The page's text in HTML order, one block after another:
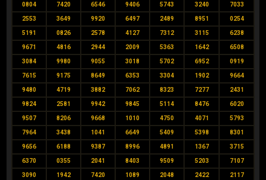
0804 7420 6546 9406 5743 3240 7033
2553 3649 9920 6497 2489 8951 0254
5191 0826 2578 4127 7312 3115 6238
9671 4816 2944 2009 5363 1642 6508
3084 9980 9055 3018 5702 6952 0919
7615 9175 8649 6353 3304 1902 9664
9480 4719 3882 7062 8323 7277 2431
9824 2581 9942 9845 5114 8476 6020
9507 8206 9668 1010 4750 4071 5793
7964 3438 1041 6649 5409 5398 8301
9656 6188 9387 8996 4891 1367 3715
6370 0355 2041 8403 9509 5203 7107
3090 1942 7420 1089 2048 2422 2117